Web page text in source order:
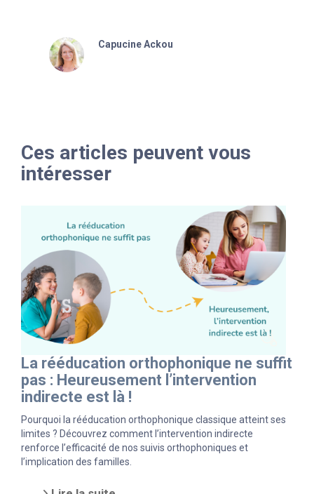
Capucine Ackou
Ces articles peuvent vous
intéresser
La rééducation orthophonique ne suffit
pas : Heureusement l’intervention
indirecte est là !
Pourquoi la rééducation orthophonique classique atteint ses
limites ? Découvrez comment l’intervention indirecte
renforce l’efficacité de nos suivis orthophoniques et
l’implication des familles.